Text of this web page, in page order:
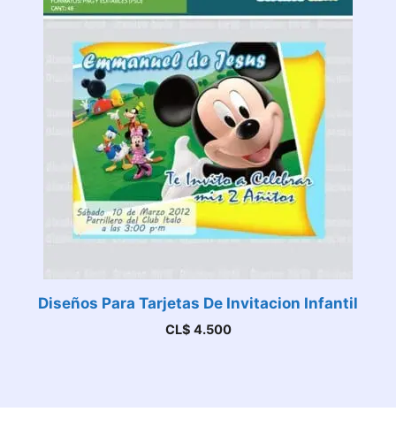
Diseños Para Tarjetas De Invitacion Infantil
CL$ 4.500